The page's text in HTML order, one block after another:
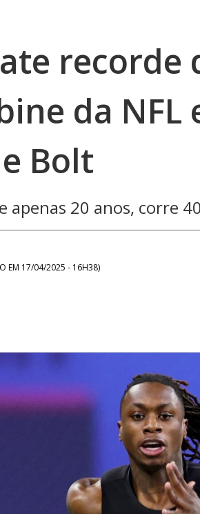
recorde
da NFL
Bolt
apenas 20 anos, corre
EM 17/04/2025 - 16H38)